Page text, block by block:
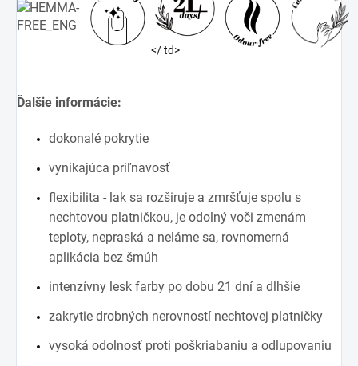
</ td>
Ďalšie informácie:
dokonalé pokrytie
vynikajúca priľnavosť
flexibilita - lak sa rozširuje a zmršťuje spolu s
nechtovou platničkou, je odolný voči zmenám
teploty, nepraská a neláme sa, rovnomerná
aplikácia bez šmúh
intenzívny lesk farby po dobu 21 dní a dlhšie
zakrytie drobných nerovností nechtovej platničky
vysoká odolnosť proti poškriabaniu a odlupovaniu